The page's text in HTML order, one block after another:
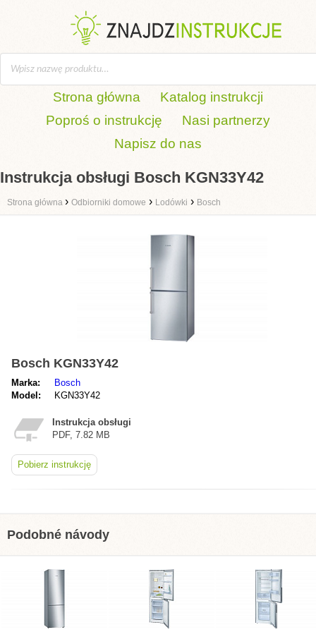
Strona główna
Katalog instrukcji
Poproś o instrukcję
Nasi partnerzy
Napisz do nas
Instrukcja obsługi Bosch KGN33Y42
Strona główna › Odbiorniki domowe › Lodówki › Bosch
Bosch KGN33Y42
Marka:
Bosch
Model:
KGN33Y42
Instrukcja obsługi
PDF, 7.82 MB
Pobierz instrukcję
Podobné návody